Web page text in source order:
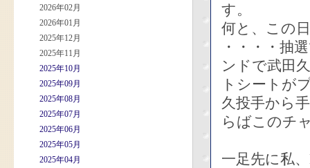
2026年02月
2026年01月
2025年12月
2025年11月
2025年10月
2025年09月
2025年08月
2025年07月
2025年06月
2025年05月
2025年04月
す。
何と、この
・・・・抽
ンドで武田
トシートが
久投手から
らばこのチ
一足先に私